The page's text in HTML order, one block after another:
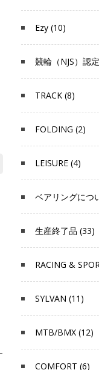
Ezy (10)
競輪（NJS）認
TRACK (8)
FOLDING (2)
LEISURE (4)
ベアリングにつ
生産終了品 (33)
RACING &
SYLVAN (11)
MTB/BMX (12)
COMFORT (6)